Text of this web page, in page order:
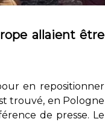
allaient être
en repositionner
trouvé, en Pologne
de presse. Le